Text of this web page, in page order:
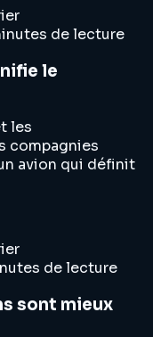
de lecture
le
les
compagnies
avion qui définit
de lecture
sont mieux